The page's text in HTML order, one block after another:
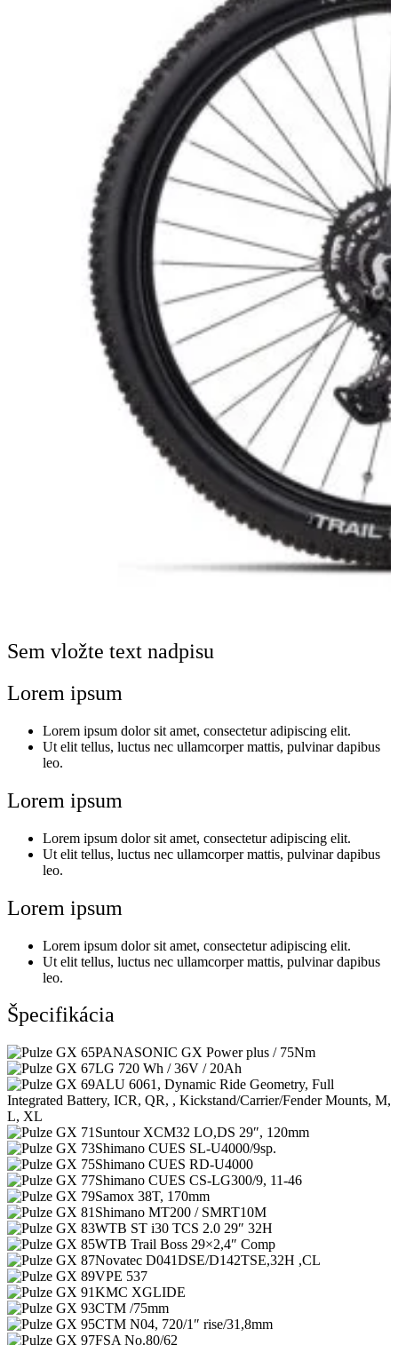
Sem vložte text nadpisu
Lorem ipsum
Lorem ipsum dolor sit amet, consectetur adipiscing elit.
Ut elit tellus, luctus nec ullamcorper mattis, pulvinar dapibus
leo.
Lorem ipsum
Lorem ipsum dolor sit amet, consectetur adipiscing elit.
Ut elit tellus, luctus nec ullamcorper mattis, pulvinar dapibus
leo.
Lorem ipsum
Lorem ipsum dolor sit amet, consectetur adipiscing elit.
Ut elit tellus, luctus nec ullamcorper mattis, pulvinar dapibus
leo.
Špecifikácia
PANASONIC GX Power plus / 75Nm
LG 720 Wh / 36V / 20Ah
ALU 6061, Dynamic Ride Geometry, Full
Integrated Battery, ICR, QR, , Kickstand/Carrier/Fender Mounts, M,
L, XL
Suntour XCM32 LO,DS 29″, 120mm
Shimano CUES SL-U4000/9sp.
Shimano CUES RD-U4000
Shimano CUES CS-LG300/9, 11-46
Samox 38T, 170mm
Shimano MT200 / SMRT10M
WTB ST i30 TCS 2.0 29″ 32H
WTB Trail Boss 29×2,4″ Comp
Novatec D041DSE/D142TSE,32H ,CL
VPE 537
KMC XGLIDE
CTM /75mm
CTM N04, 720/1″ rise/31,8mm
FSA No.80/62